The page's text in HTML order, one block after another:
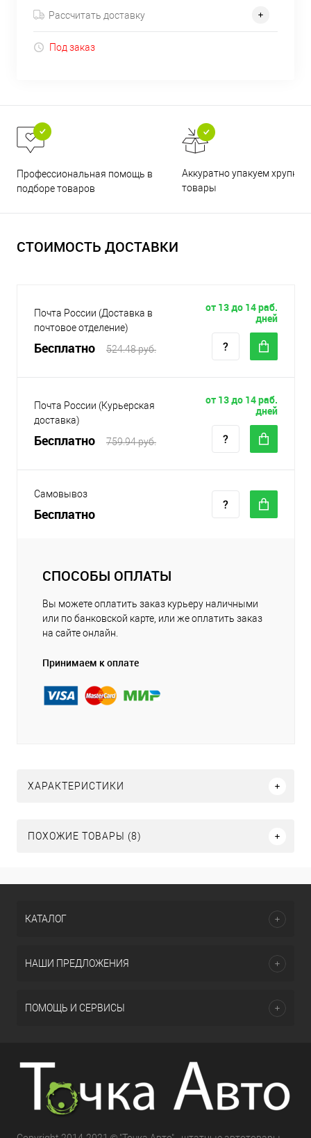
Рассчитать доставку
Под заказ
Профессиональная помощь в
подборе товаров
Аккуратно упакуем хрупкие
товары
СТОИМОСТЬ ДОСТАВКИ
Почта России (Доставка в
почтовое отделение)
Бесплатно 524.48 руб.
от 13 до 14 раб.
дней
Почта России (Курьерская
доставка)
Бесплатно 759.94 руб.
от 13 до 14 раб.
дней
Самовывоз
Бесплатно
СПОСОБЫ ОПЛАТЫ
Вы можете оплатить заказ курьеру наличными
или по банковской карте, или же оплатить заказ
на сайте онлайн.
Принимаем к оплате
ХАРАКТЕРИСТИКИ
ПОХОЖИЕ ТОВАРЫ (8)
КАТАЛОГ
НАШИ ПРЕДЛОЖЕНИЯ
ПОМОЩЬ И СЕРВИСЫ